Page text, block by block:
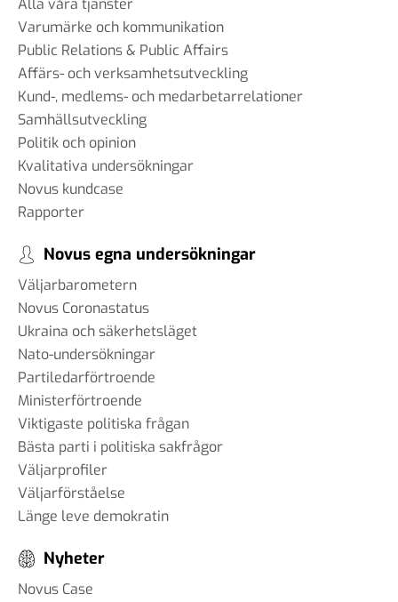
Alla våra tjänster
Varumärke och kommunikation
Public Relations & Public Affairs
Affärs- och verksamhetsutveckling
Kund-, medlems- och medarbetarrelationer
Samhällsutveckling
Politik och opinion
Kvalitativa undersökningar
Novus kundcase
Rapporter
Novus egna undersökningar
Väljarbarometern
Novus Coronastatus
Ukraina och säkerhetsläget
Nato-undersökningar
Partiledarförtroende
Ministerförtroende
Viktigaste politiska frågan
Bästa parti i politiska sakfrågor
Väljarprofiler
Väljarförståelse
Länge leve demokratin
Nyheter
Novus Case